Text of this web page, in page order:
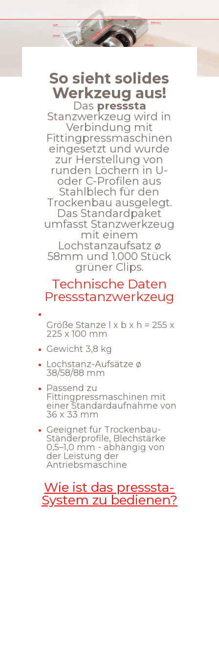
So sieht solides
Werkzeug aus!
Das presssta
Stanzwerkzeug wird in
Verbindung mit
Fittingpressmaschinen
eingesetzt und wurde
zur Herstellung von
runden Löchern in U-
oder C-Profilen aus
Stahlblech für den
Trockenbau ausgelegt.
Das Standardpaket
umfasst Stanzwerkzeug
mit einem
Lochstanzaufsatz ø
58mm und 1.000 Stück
grüner Clips.
Technische Daten
Pressstanzwerkzeug
Größe Stanze l x b x h = 255 x
225 x 100 mm
Gewicht 3,8 kg
Lochstanz-Aufsätze ø
38/58/88 mm
Passend zu
Fittingpressmaschinen mit
einer Standardaufnahme von
36 x 33 mm
Geeignet für Trockenbau-
Ständerprofile, Blechstärke
0,5–1,0 mm - abhängig von
der Leistung der
Antriebsmaschine
Wie ist das presssta-
System zu bedienen?